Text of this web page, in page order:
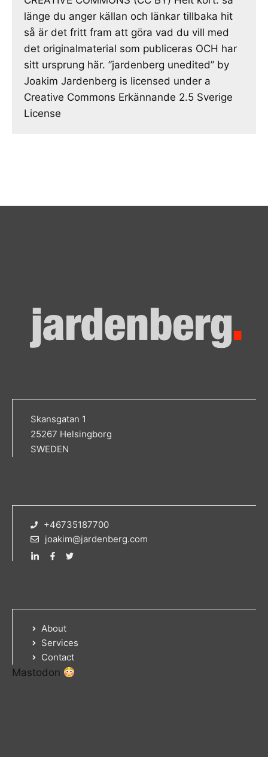
länge du anger källan och länkar tillbaka hit
så är det fritt fram att göra vad du vill med
det originalmaterial som publiceras OCH har
sitt ursprung här. ”jardenberg unedited” by
Joakim Jardenberg is licensed under a
Creative Commons Erkännande 2.5 Sverige
License
Skansgatan 1
25267 Helsingborg
SWEDEN
+46735187700
joakim@jardenberg.com
About
Services
Contact
Mastodon